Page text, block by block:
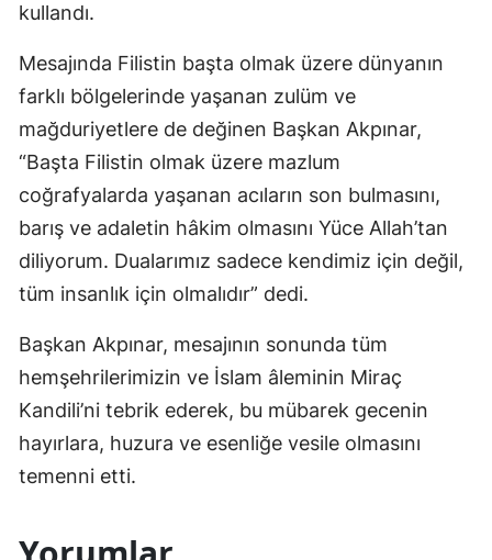
kullandı.
Mesajında Filistin başta olmak üzere dünyanın
farklı bölgelerinde yaşanan zulüm ve
mağduriyetlere de değinen Başkan Akpınar,
“Başta Filistin olmak üzere mazlum
coğrafyalarda yaşanan acıların son bulmasını,
barış ve adaletin hâkim olmasını Yüce Allah’tan
diliyorum. Dualarımız sadece kendimiz için değil,
tüm insanlık için olmalıdır” dedi.
Başkan Akpınar, mesajının sonunda tüm
hemşehrilerimizin ve İslam âleminin Miraç
Kandili’ni tebrik ederek, bu mübarek gecenin
hayırlara, huzura ve esenliğe vesile olmasını
temenni etti.